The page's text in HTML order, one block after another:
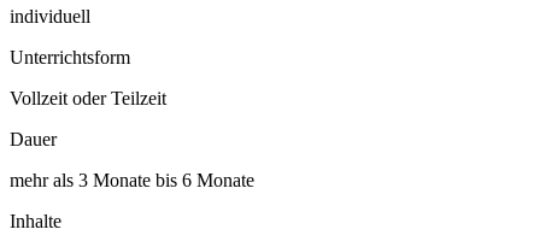
individuell
Unterrichtsform
Vollzeit oder Teilzeit
Dauer
mehr als 3 Monate bis 6 Monate
Inhalte